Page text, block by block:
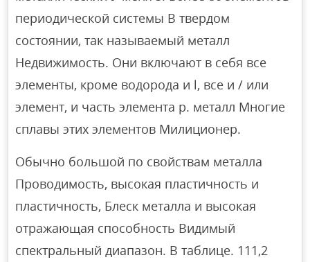
периодической системы В твердом
состоянии, так называемый металл
Недвижимость. Они включают в себя все
элементы, кроме водорода и l, все и / или
элемент, и часть элемента p. металл Многие
сплавы этих элементов Милиционер.
Обычно большой по свойствам металла
Проводимость, высокая пластичность и
пластичность, Блеск металла и высокая
отражающая способность Видимый
спектральный диапазон. В таблице. 111,2